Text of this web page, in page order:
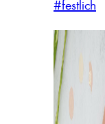
#festlich